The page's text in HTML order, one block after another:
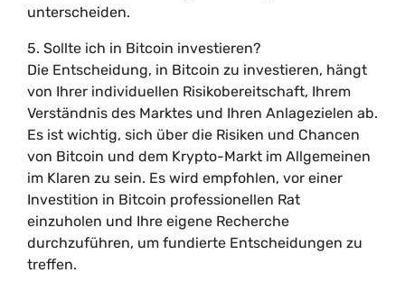
unterscheiden.
5. Sollte ich in Bitcoin investieren?
Die Entscheidung, in Bitcoin zu investieren, hängt
von Ihrer individuellen Risikobereitschaft, Ihrem
Verständnis des Marktes und Ihren Anlagezielen ab.
Es ist wichtig, sich über die Risiken und Chancen
von Bitcoin und dem Krypto-Markt im Allgemeinen
im Klaren zu sein. Es wird empfohlen, vor einer
Investition in Bitcoin professionellen Rat
einzuholen und Ihre eigene Recherche
durchzuführen, um fundierte Entscheidungen zu
treffen.